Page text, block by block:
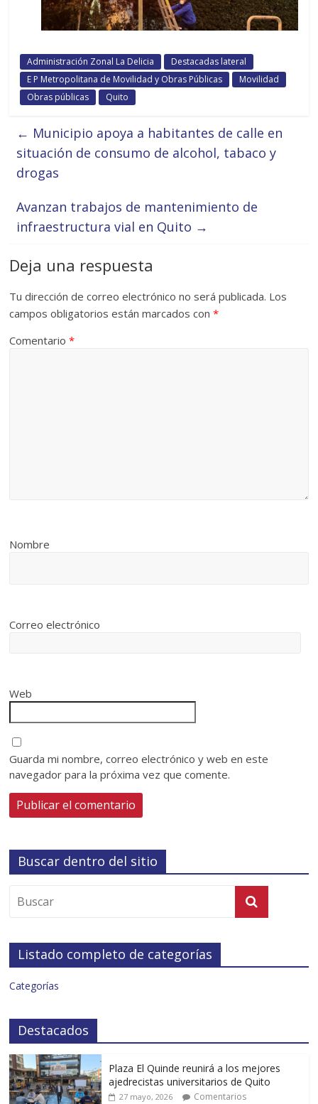
Administración Zonal La Delicia
Destacadas lateral
E P Metropolitana de Movilidad y Obras Públicas
Movilidad
Obras públicas
Quito
← Municipio apoya a habitantes de calle en
situación de consumo de alcohol, tabaco y
drogas
Avanzan trabajos de mantenimiento de
infraestructura vial en Quito →
Deja una respuesta
Tu dirección de correo electrónico no será publicada. Los
campos obligatorios están marcados con*
Comentario*
Nombre
Correo electrónico
Web
Guarda mi nombre, correo electrónico y web en este
navegador para la próxima vez que comente.
Buscar dentro del sitio
Listado completo de categorías
Categorías
Destacados
Plaza El Quinde reunirá a los mejores
ajedrecistas universitarios de Quito
27 mayo, 2026
Comentarios